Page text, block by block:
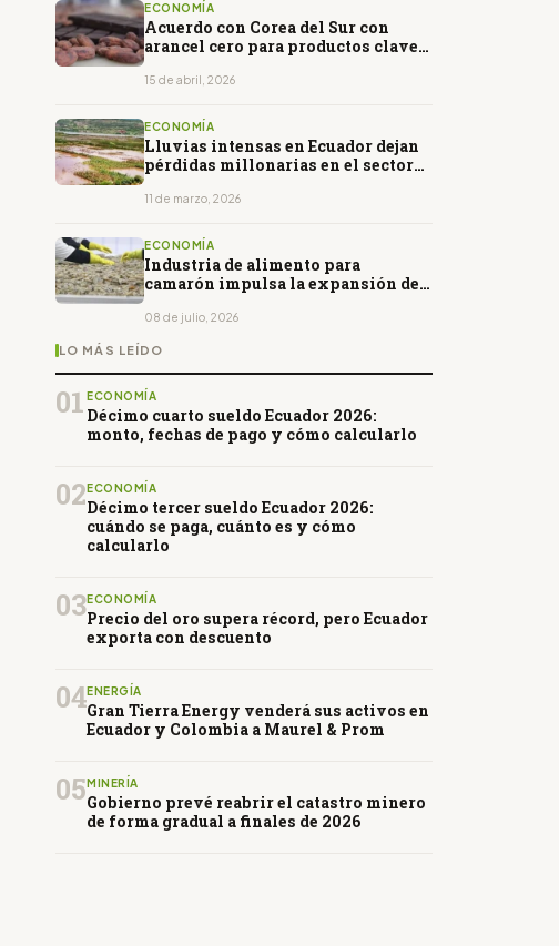
ECONOMÍA
Acuerdo con Corea del Sur con
arancel cero para productos clave
15 de abril, 2026
ECONOMÍA
Lluvias intensas en Ecuador dejan
pérdidas millonarias en el sector
11 de marzo, 2026
ECONOMÍA
Industria de alimento para
camarón impulsa la expansión de
08 de julio, 2026
LO MÁS LEÍDO
01 ECONOMÍA
Décimo cuarto sueldo Ecuador 2026:
monto, fechas de pago y cómo calcularlo
02 ECONOMÍA
Décimo tercer sueldo Ecuador 2026:
cuándo se paga, cuánto es y cómo
calcularlo
03ECONOMÍA
Precio del oro supera récord, pero Ecuador
exporta con descuento
04ENERGÍA
Gran Tierra Energy venderá sus activos en
Ecuador y Colombia a Maurel & Prom
05 MINERÍA
Gobierno prevé reabrir el catastro minero
de forma gradual a finales de 2026